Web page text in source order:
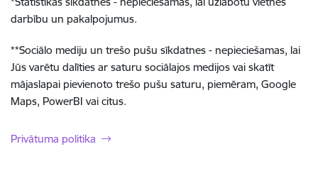
darbību un pakalpojumus.
**Sociālo mediju un trešo pušu sīkdatnes - nepieciešamas, lai
Jūs varētu dalīties ar saturu sociālajos medijos vai skatīt
mājaslapai pievienoto trešo pušu saturu, piemēram, Google
Maps, PowerBI vai citus.
Privātuma politika